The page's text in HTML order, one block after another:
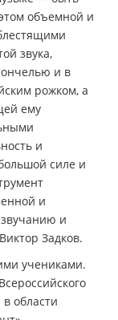
объемной и
звука,
и в
рожком, а
ему
и
силе и
и
и
Задков.
учениками.
области